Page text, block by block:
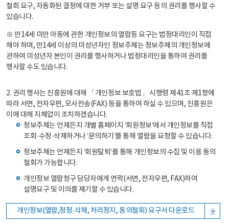
철회 요구, 자동화된 결정에 대한 거부 또는 설명 요구 등의 권리를 행사할 수
있습니다.
※ 만14세 미만 아동에 관한 개인정보의 열람등 요구는 법정대리인이 직접
해야 하며, 만14세 이상의 미성년자인 정보주체는 정보주체의 개인정보에
관하여 미성년자 본인이 권리를 행사하거나 법정대리인을 통하여 권리를
행사할 수도 있습니다.
2. 권리 행사는 진흥원에 대해 「개인정보 보호법」 시행령 제41조 제1항에
따라 서면, 전자우편, 모사전송(FAX) 등을 통하여 하실 수 있으며, 진흥원은
이에 대해 지체없이 조치하겠습니다.
정보주체는 언제든지 개별 홈페이지 ‘회원정보’에서 개인정보를 직접
조회·수정·삭제하거나 ‘문의하기’를 통해 열람을 요청할 수 있습니다.
정보주체는 언제든지 ‘회원탈퇴’를 통해 개인정보의 수집 및 이용 동의
철회가 가능합니다.
개인정보 열람청구 담당자에게 연락(서면, 전자우편, FAX)하여
설명요구 및 이의를 제기할 수 있습니다.
개인정보(열람,정정·삭제, 처리정지, 동의철회) 요구서 다운로드